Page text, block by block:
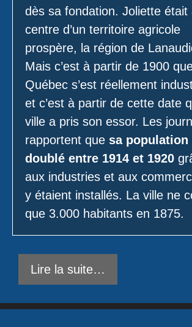
dès sa fondation. Joliette était
centre d’un territoire agricole
prospère, la région de
Mais c’est à partir de 1900
Québec s’est réellement
et c’est à partir de cette date
ville a pris son essor. Les
rapportent que sa population
doublé entre 1914 et 1920
aux industries et aux
y étaient installés. La ville ne
que 3.000 habitants en 1875.
Lire la suite…